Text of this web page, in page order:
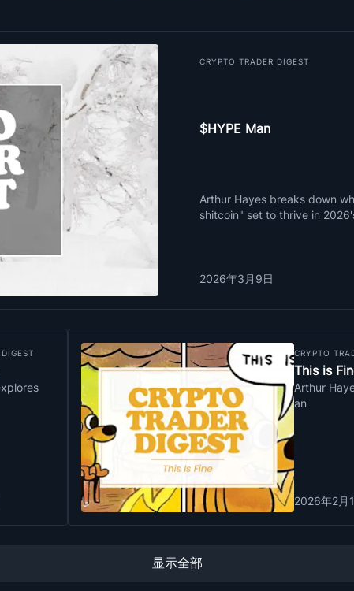
CRYPTO TRADER DIGEST
$HYPE Man
Arthur Hayes breaks down
shitcoin" set to thrive in
2026年3月9日
CRYPTO
This is
Arthur
an
2026年2月
显示全部